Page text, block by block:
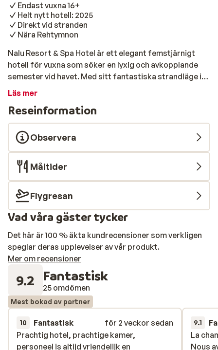
Endast vuxna 16+
Helt nytt hotell: 2025
Direkt vid stranden
Nära Rehtymnon
Nalu Resort & Spa Hotel är ett elegant femstjärnigt
hotell för vuxna som söker en lyxig och avkopplande
semester vid havet. Med sitt fantastiska strandläge i
Adelianos Kampos, nära den charmiga staden
där modern design möter naturnära material. Här finns
allt för en bekymmersfri vistelse – från eleganta rum
och sviter till förstklassig service, spa och utsökta
matupplevelser. Här finns fyra pooler att njuta av, och
vissa sviter har dessutom privat eller direkt tillgång till
en gemensam pool. För den som föredrar sand mellan
tårna ligger stranden precis intill hotellet, vilket gör det
enkelt att varva poolhäng med dopp i det kristallklara
Egeiska havet. Två högklassiga restauranger serverar
både lokala och internationella rätter, perfekt för
en avslappnad kväll finns en elegant strandbar där du
kan avnjuta en god cocktail medan solen sakta går ner
över havet.
Läs mer
Reseinformation
Observera
Måltider
Flygresan
Vad våra gäster tycker
Det här är 100 % äkta kundrecensioner som verkligen
speglar deras upplevelser av vår produkt.
Mer om recensioner
9.2 Fantastisk
25 omdömen
Mest bokad av partner
10 Fantastisk
för 2 veckor sedan
Prachtig hotel, prachtige kamer,
personeel is altijd vriendelijk en
Prachtig hotel, prachtige kamer,
personeel is altijd vriendelijk en
9.1
La
Nous
La
Nous